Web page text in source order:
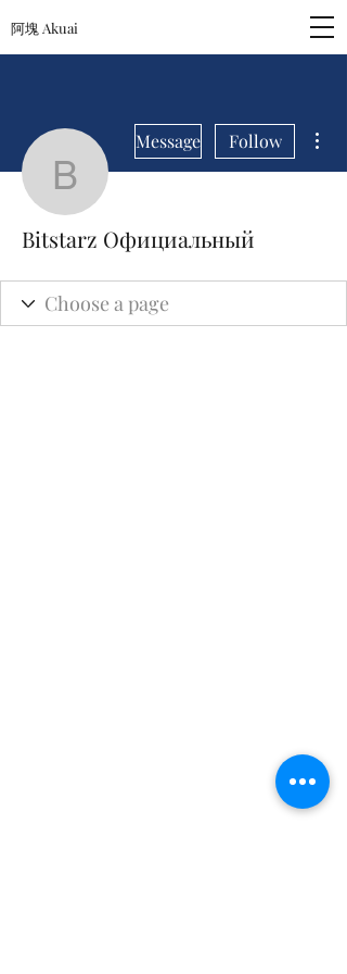
阿塊 Akuai
Bitstarz
Message Follow
Bitstarz Официальный